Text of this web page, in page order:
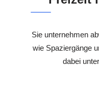
Sie unternehmen
wie Spaziergänge
dabei